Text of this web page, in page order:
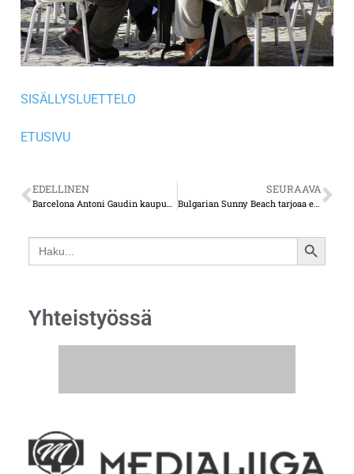
SISÄLLYSLUETTELO
ETUSIVU
EDELLINEN
Barcelona Antoni Gaudin kaupunki
SEURAAVA
Bulgarian Sunny Beach tarjoaa edullisen rusketuksen
Search
for:
SEARCH
Yhteistyössä